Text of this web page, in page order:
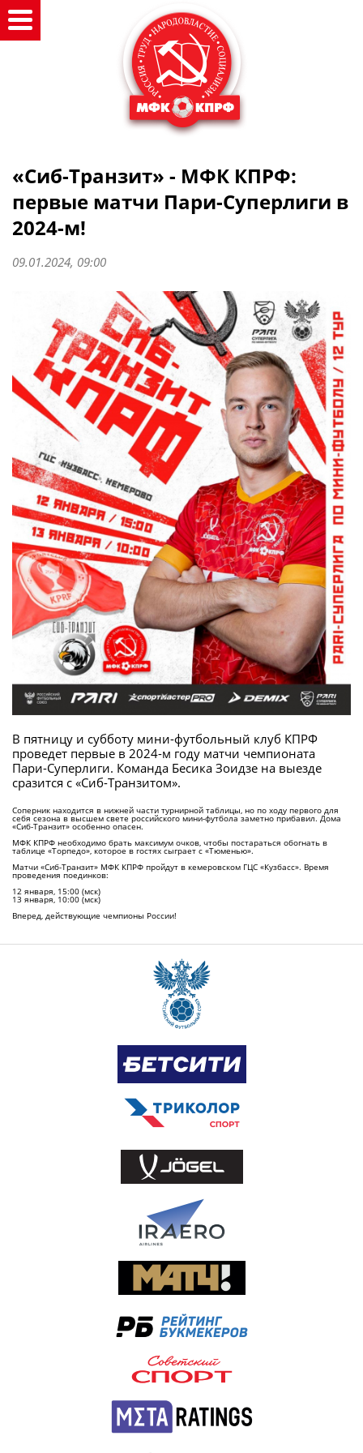
«Сиб-Транзит» - МФК КПРФ:
первые матчи Пари-Суперлиги в
2024-м!
09.01.2024, 09:00
В пятницу и субботу мини-футбольный клуб КПРФ
проведет первые в 2024-м году матчи чемпионата
Пари-Суперлиги. Команда Бесика Зоидзе на выезде
сразится с «Сиб-Транзитом».
Соперник находится в нижней части турнирной таблицы, но по ходу первого для
себя сезона в высшем свете российского мини-футбола заметно прибавил. Дома
«Сиб-Транзит» особенно опасен.
МФК КПРФ необходимо брать максимум очков, чтобы постараться обогнать в
таблице «Торпедо», которое в гостях сыграет с «Тюменью».
Матчи «Сиб-Транзит» МФК КПРФ пройдут в кемеровском ГЦС «Кузбасс». Время
проведения поединков:
12 января, 15:00 (мск)
13 января, 10:00 (мск)
Вперед, действующие чемпионы России!